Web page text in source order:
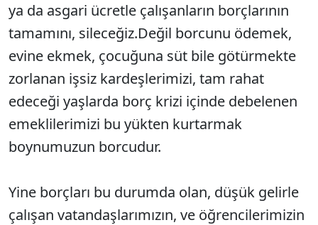
ya da asgari ücretle çalışanların borçlarının
tamamını, sileceğiz.Değil borcunu ödemek,
evine ekmek, çocuğuna süt bile götürmekte
zorlanan işsiz kardeşlerimizi, tam rahat
edeceği yaşlarda borç krizi içinde debelenen
emeklilerimizi bu yükten kurtarmak
boynumuzun borcudur.
Yine borçları bu durumda olan, düşük gelirle
çalışan vatandaşlarımızın, ve öğrencilerimizin